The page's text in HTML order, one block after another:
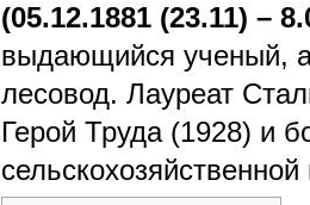
(05.12.1881 (23.11) –
выдающийся ученый,
лесовод. Лауреат
Герой Труда (1928) и